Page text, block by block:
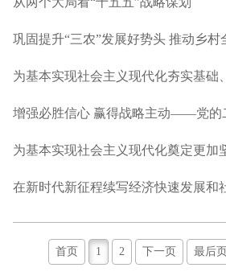
首页 1 2 下一页 最后页